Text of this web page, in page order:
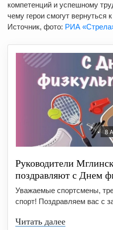
компетенций и успешному
чему герои смогут вернуться
Источник, фото: РИА
8
Руководители
поздравляют с Днем
Уважаемые спортсмены,
спорт! Поздравляем вас с
Читать далее